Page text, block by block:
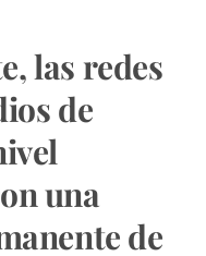
las redes
de
una
de